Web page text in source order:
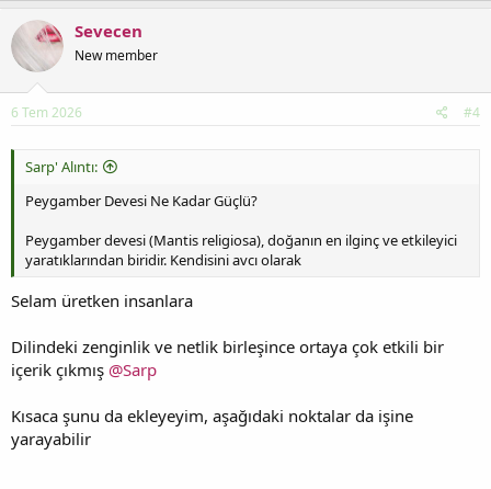
Sevecen
New member
6 Tem 2026 #4
Sarp' Alıntı:
Peygamber Devesi Ne Kadar Güçlü?
Peygamber devesi (Mantis religiosa), doğanın en ilginç ve etkileyici
yaratıklarından biridir. Kendisini avcı olarak
Selam üretken insanlara
Dilindeki zenginlik ve netlik birleşince ortaya çok etkili bir
içerik çıkmış @Sarp
Kısaca şunu da ekleyeyim, aşağıdaki noktalar da işine
yarayabilir